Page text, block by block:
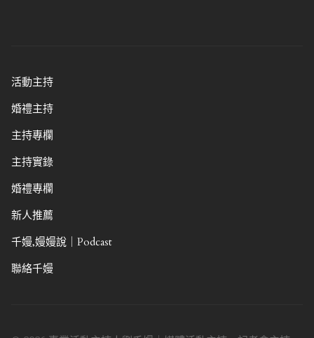
活動主持
婚禮主持
主持專欄
主持實錄
婚禮專欄
新人推薦
千嫚,嫚嫚說｜Podcast
聯絡千嫚